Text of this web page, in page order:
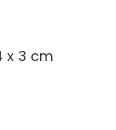
x 3 cm